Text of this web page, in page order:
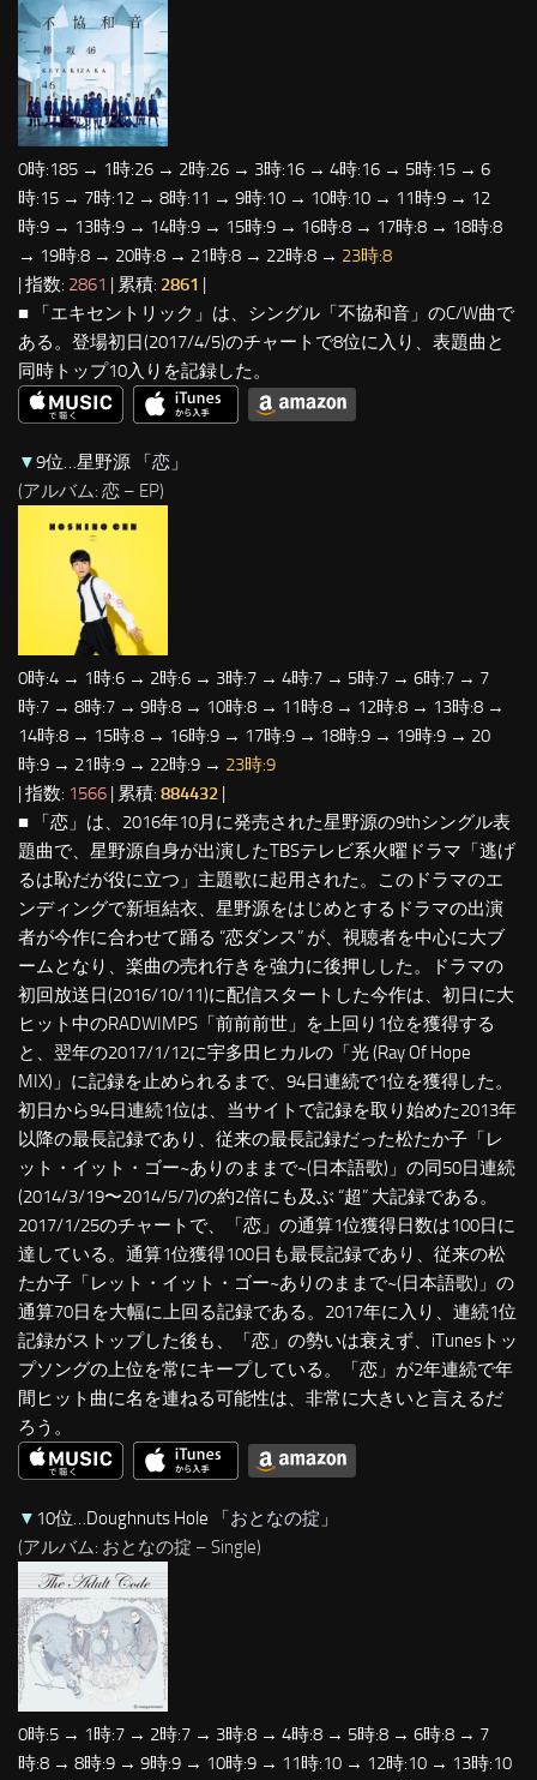
0時:185 → 1時:26 → 2時:26 → 3時:16 → 4時:16 → 5時:15 → 6
時:15 → 7時:12 → 8時:11 → 9時:10 → 10時:10 → 11時:9 → 12
時:9 → 13時:9 → 14時:9 → 15時:9 → 16時:8 → 17時:8 → 18時:8
→ 19時:8 → 20時:8 → 21時:8 → 22時:8 → 23時:8
| 指数: 2861 | 累積: 2861 |
■ 「エキセントリック」は、シングル「不協和音」のC/W曲で
ある。登場初日(2017/4/5)のチャートで8位に入り、表題曲と
同時トップ10入りを記録した。
▼9位…星野源 「恋 」
(アルバム: 恋 – EP)
0時:4 → 1時:6 → 2時:6 → 3時:7 → 4時:7 → 5時:7 → 6時:7 → 7
時:7 → 8時:7 → 9時:8 → 10時:8 → 11時:8 → 12時:8 → 13時:8 →
14時:8 → 15時:8 → 16時:9 → 17時:9 → 18時:9 → 19時:9 → 20
時:9 → 21時:9 → 22時:9 → 23時:9
| 指数: 1566 | 累積: 884432 |
■ 「恋」は、2016年10月に発売された星野源の9thシングル表
題曲で、星野源自身が出演したTBSテレビ系火曜ドラマ「逃げ
るは恥だが役に立つ」主題歌に起用された。このドラマのエ
ンディングで新垣結衣、星野源をはじめとするドラマの出演
者が今作に合わせて踊る “恋ダンス” が、視聴者を中心に大ブ
ームとなり、楽曲の売れ行きを強力に後押しした。ドラマの
初回放送日(2016/10/11)に配信スタートした今作は、初日に大
ヒット中のRADWIMPS「前前前世」を上回り1位を獲得する
と、翌年の2017/1/12に宇多田ヒカルの「光 (Ray Of Hope
MIX)」に記録を止められるまで、94日連続で1位を獲得した。
初日から94日連続1位は、当サイトで記録を取り始めた2013年
以降の最長記録であり、従来の最長記録だった松たか子「レ
ット・イット・ゴー~ありのままで~(日本語歌)」の同50日連続
(2014/3/19〜2014/5/7)の約2倍にも及ぶ “超” 大記録である。
2017/1/25のチャートで、「恋」の通算1位獲得日数は100日に
達している。通算1位獲得100日も最長記録であり、従来の松
たか子「レット・イット・ゴー~ありのままで~(日本語歌)」の
通算70日を大幅に上回る記録である。2017年に入り、連続1位
記録がストップした後も、「恋」の勢いは衰えず、iTunesトッ
プソングの上位を常にキープしている。「恋」が2年連続で年
間ヒット曲に名を連ねる可能性は、非常に大きいと言えるだ
ろう。
▼ 10位…Doughnuts Hole 「おとなの掟 」
(アルバム: おとなの掟 – Single)
0時:5 → 1時:7 → 2時:7 → 3時:8 → 4時:8 → 5時:8 → 6時:8 → 7
時:8 → 8時:9 → 9時:9 → 10時:9 → 11時:10 → 12時:10 → 13時:10